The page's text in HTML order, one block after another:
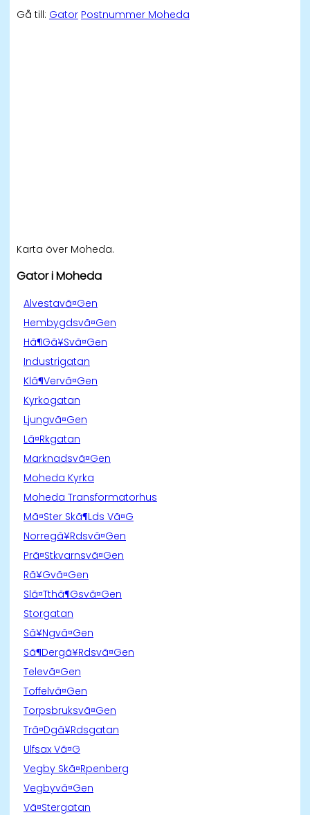
Gå till: Gator Postnummer Moheda
Karta över Moheda.
Gator i Moheda
Alvestavã¤Gen
Hembygdsvã¤Gen
Hã¶Gã¥Svã¤Gen
Industrigatan
Klã¶Vervã¤Gen
Kyrkogatan
Ljungvã¤Gen
Lã¤Rkgatan
Marknadsvã¤Gen
Moheda Kyrka
Moheda Transformatorhus
Mã¤Ster Skã¶Lds Vã¤G
Norregã¥Rdsvã¤Gen
Prã¤Stkvarnsvã¤Gen
Rã¥Gvã¤Gen
Slã¤Tthã¶Gsvã¤Gen
Storgatan
Sã¥Ngvã¤Gen
Sã¶Dergã¥Rdsvã¤Gen
Televã¤Gen
Toffelvã¤Gen
Torpsbruksvã¤Gen
Trã¤Dgã¥Rdsgatan
Ulfsax Vã¤G
Vegby Skã¤Rpenberg
Vegbyvã¤Gen
Vã¤Stergatan